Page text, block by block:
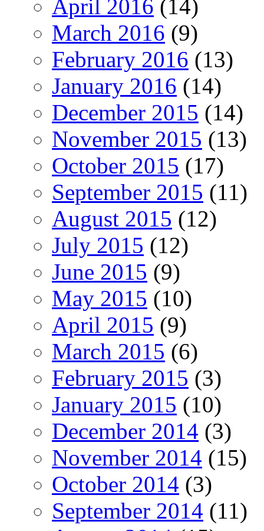
April 2016 (14)
March 2016 (9)
February 2016 (13)
January 2016 (14)
December 2015 (14)
November 2015 (13)
October 2015 (17)
September 2015 (11)
August 2015 (12)
July 2015 (12)
June 2015 (9)
May 2015 (10)
April 2015 (9)
March 2015 (6)
February 2015 (3)
January 2015 (10)
December 2014 (3)
November 2014 (15)
October 2014 (3)
September 2014 (11)